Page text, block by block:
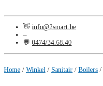
👋 info@2smart.be
–
💬 0474/34.68.40
Home / Winkel / Sanitair / Boilers /